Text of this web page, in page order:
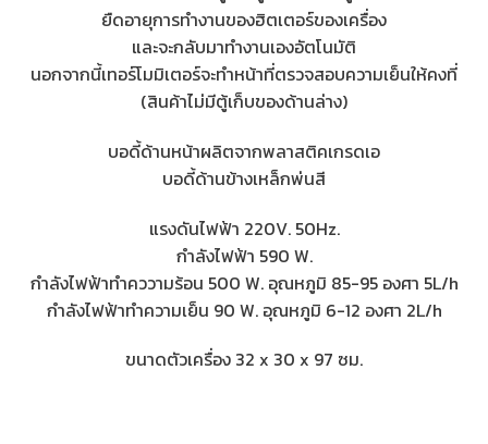
ยืดอายุการทำงานของฮิตเตอร์ของเครื่อง
และจะกลับมาทำงานเองอัตโนมัติ
นอกจากนี้เทอร์โมมิเตอร์จะทำหน้าที่ตรวจสอบความเย็นให้คงที่
(สินค้าไม่มีตู้เก็บของด้านล่าง)
บอดี้ด้านหน้าผลิตจากพลาสติคเกรดเอ
บอดี้ด้านข้างเหล็กพ่นสี
แรงดันไฟฟ้า 220V. 50Hz.
กำลังไฟฟ้า 590 W.
กำลังไฟฟ้าทำคววามร้อน 500 W. อุณหภูมิ 85-95 องศา 5L/h
กำลังไฟฟ้าทำความเย็น 90 W. อุณหภูมิ 6-12 องศา 2L/h
ขนาดตัวเครื่อง 32 x 30 x 97 ซม.